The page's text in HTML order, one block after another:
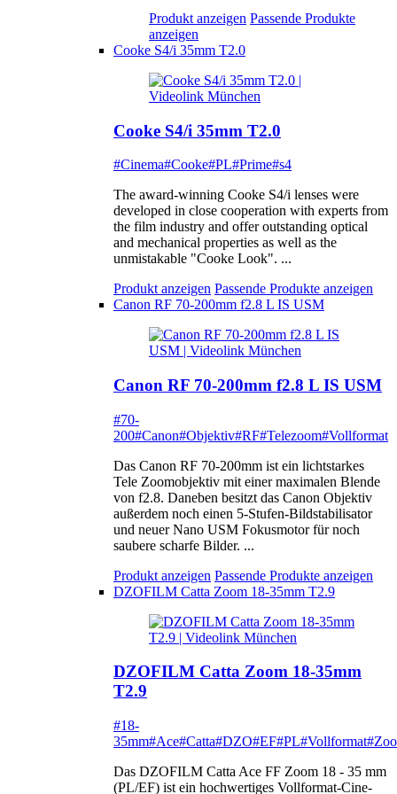
Produkt anzeigen Passende Produkte
anzeigen
Cooke S4/i 35mm T2.0
Cooke S4/i 35mm T2.0
#Cinema#Cooke#PL#Prime#s4
The award-winning Cooke S4/i lenses were
developed in close cooperation with experts from
the film industry and offer outstanding optical
and mechanical properties as well as the
unmistakable "Cooke Look". ...
Produkt anzeigen Passende Produkte anzeigen
Canon RF 70-200mm f2.8 L IS USM
Canon RF 70-200mm f2.8 L IS USM
#70-
200#Canon#Objektiv#RF#Telezoom#Vollformat
Das Canon RF 70-200mm ist ein lichtstarkes
Tele Zoomobjektiv mit einer maximalen Blende
von f2.8. Daneben besitzt das Canon Objektiv
außerdem noch einen 5-Stufen-Bildstabilisator
und neuer Nano USM Fokusmotor für noch
saubere scharfe Bilder. ...
Produkt anzeigen Passende Produkte anzeigen
DZOFILM Catta Zoom 18-35mm T2.9
DZOFILM Catta Zoom 18-35mm
T2.9
#18-
35mm#Ace#Catta#DZO#EF#PL#Vollformat
Das DZOFILM Catta Ace FF Zoom 18 - 35 mm
(PL/EF) ist ein hochwertiges Vollformat-Cine-